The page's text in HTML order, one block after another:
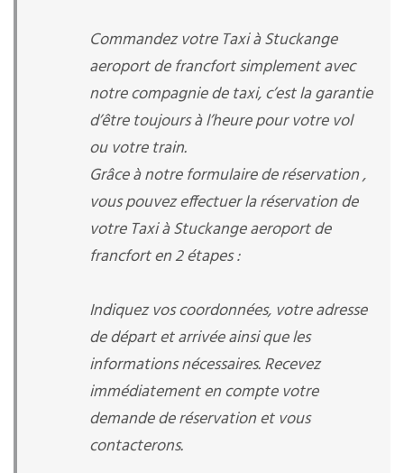
Commandez votre Taxi à Stuckange
aeroport de francfort simplement avec
notre compagnie de taxi, c’est la garantie
d’être toujours à l’heure pour votre vol
ou votre train.
Grâce à notre formulaire de réservation ,
vous pouvez effectuer la réservation de
votre Taxi à Stuckange aeroport de
francfort en 2 étapes :
Indiquez vos coordonnées, votre adresse
de départ et arrivée ainsi que les
informations nécessaires. Recevez
immédiatement en compte votre
demande de réservation et vous
contacterons.